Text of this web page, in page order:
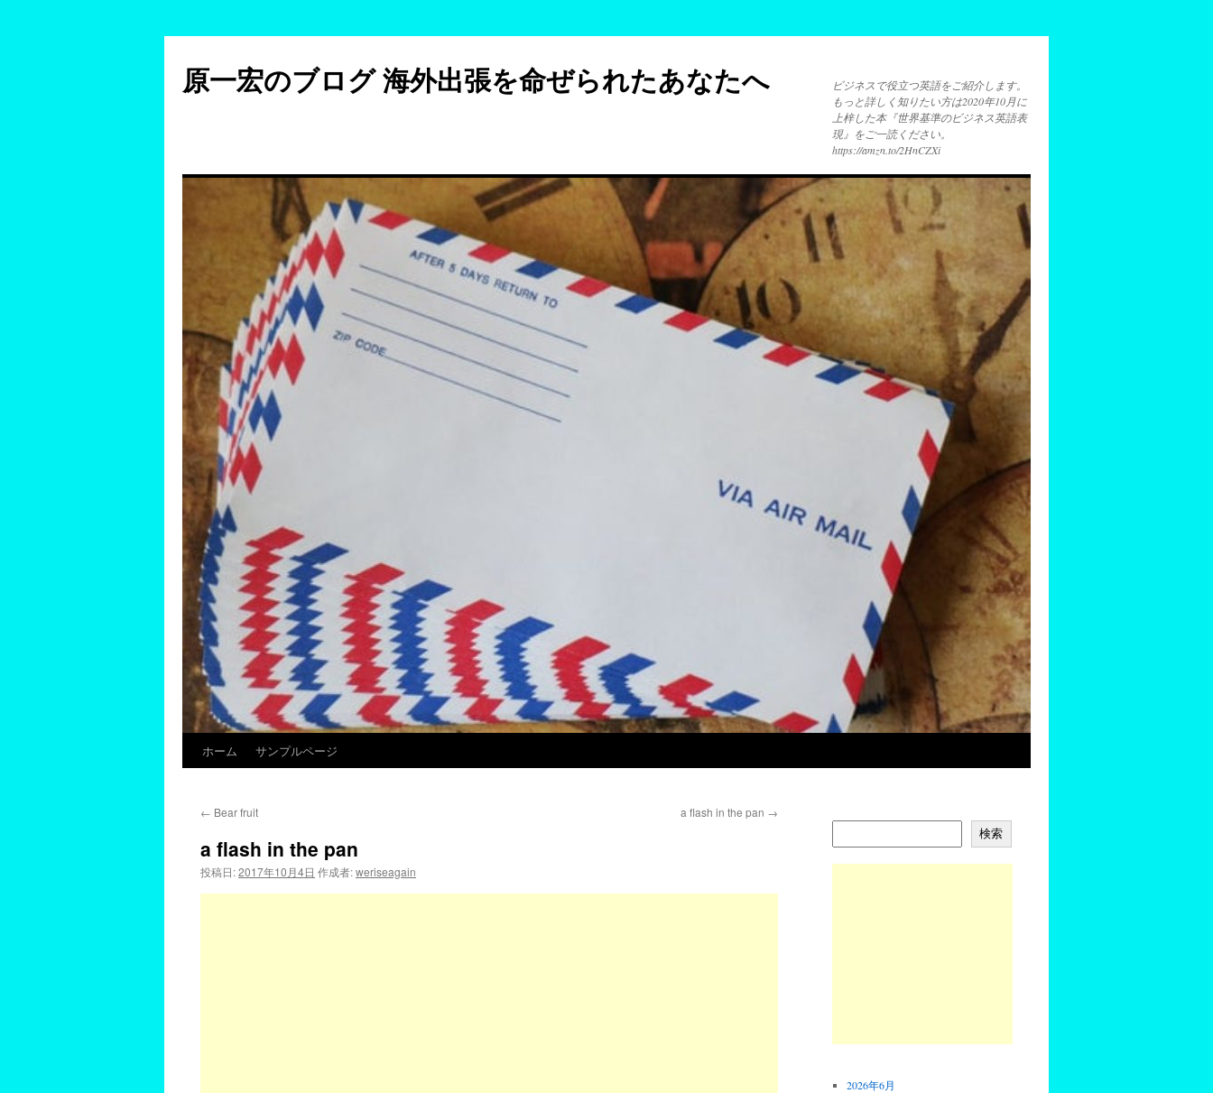
テ
ン
ッ
原一宏のブログ 海外出張を命ぜられたあなたへ
ビジネスで役立つ英語をご紹介します。
もっと詳しく知りたい方は2020年10月に
上梓した本『世界基準のビジネス英語表
現』をご一読ください。
https://amzn.to/2HnCZXi
ホーム サンプルページ
← Bear fruit a flash in the pan →
a flash in the pan
投稿日:2017年10月4日 作成者:weriseagain
検索
2026年6月